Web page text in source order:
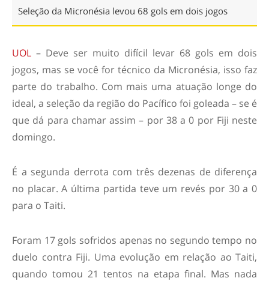
Seleção da Micronésia levou 68 gols em dois jogos
UOL – Deve ser muito difícil levar 68 gols em dois
jogos, mas se você for técnico da Micronésia, isso faz
parte do trabalho. Com mais uma atuação longe do
ideal, a seleção da região do Pacífico foi goleada – se é
que dá para chamar assim – por 38 a 0 por Fiji neste
domingo.
É a segunda derrota com três dezenas de diferença
no placar. A última partida teve um revés por 30 a 0
para o Taiti.
Foram 17 gols sofridos apenas no segundo tempo no
duelo contra Fiji. Uma evolução em relação ao Taiti,
quando tomou 21 tentos na etapa final. Mas nada